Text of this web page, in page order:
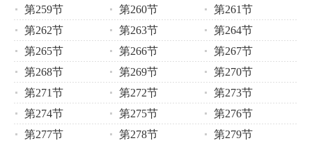
第259节
第260节
第261节
第262节
第263节
第264节
第265节
第266节
第267节
第268节
第269节
第270节
第271节
第272节
第273节
第274节
第275节
第276节
第277节
第278节
第279节